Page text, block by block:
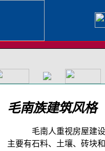
毛南族建筑风格
毛南人重视房屋建设胜
主要有石料、土壤、砖块和